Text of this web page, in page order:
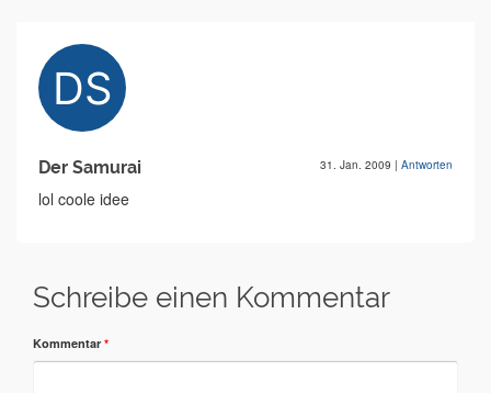
Der Samurai 31. Jan. 2009 | Antworten
lol coole idee
Schreibe einen Kommentar
Kommentar *